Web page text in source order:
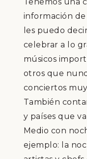
Tenemos una c
información
les puedo
celebrar a lo
músicos
otros que
conciertos
También
y países que
Medio con
ejemplo: la